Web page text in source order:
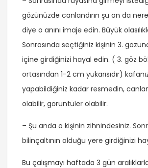
gözünüzde canlandırın şu an da
diye o anını imaje edin. Büyük
Sonrasında seçtiğiniz kişinin 3.
içine girdiğinizi hayal edin. ( 3. göz
ortasından 1-2 cm yukarısıdır)
yapabildiğiniz kadar resmedin,
olabilir, görüntüler olabilir.
– Şu anda o kişinin zihnindesiniz.
bilinçaltının olduğu yere girdiğinizi
Bu çalışmayı haftada 3 gün